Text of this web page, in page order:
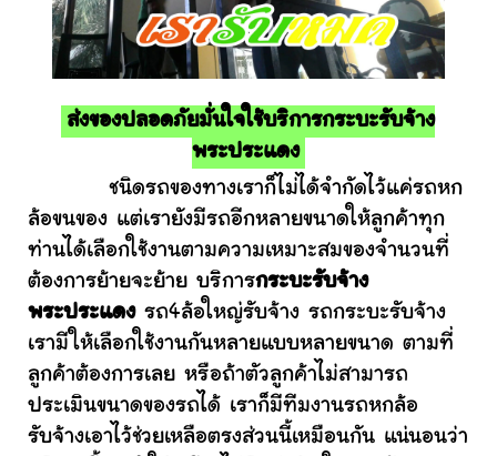
ส่งของปลอดภัยมั่นใจใช้บริการกระบะรับจ้าง
พระประแดง
ชนิดรถของทางเราก็ไม่ได้จำกัดไว้แค่รถหก
ล้อขนของ แต่เรายังมีรถอีกหลายขนาดให้ลูกค้าทุก
ท่านได้เลือกใช้งานตามความเหมาะสมของจำนวนที่
ต้องการย้ายจะย้าย บริการกระบะรับจ้าง
พระประแดงรถ4ล้อใหญ่รับจ้าง รถกระบะรับจ้าง
เรามีให้เลือกใช้งานกันหลายแบบหลายขนาด ตามที่
ลูกค้าต้องการเลย หรือถ้าตัวลูกค้าไม่สามารถ
ประเมินขนาดของรถได้ เราก็มีทีมงานรถหกล้อ
รับจ้างเอาไว้ช่วยเหลือตรงส่วนนี้เหมือนกัน แน่นอนว่า